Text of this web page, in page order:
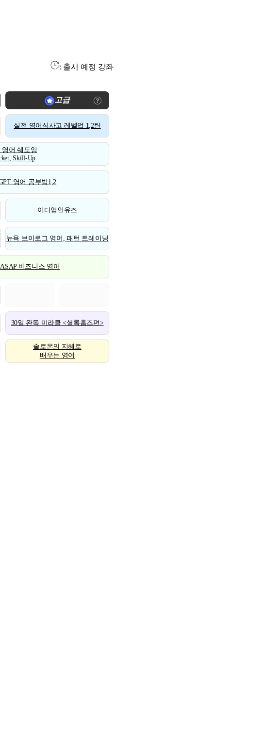
: 출시 예정 강좌
고급
실전 영어식사고 레벨업 1,2탄
영어 쉐도잉
Skill-Up
영어 공부법1,2
이디엄인유즈
뉴욕 브이로그 영어, 패턴 트레이닝
ASAP 비즈니스 영어
30일 완독 미라클 <셜록홈즈편>
솔로몬의 지혜로
배우는 영어